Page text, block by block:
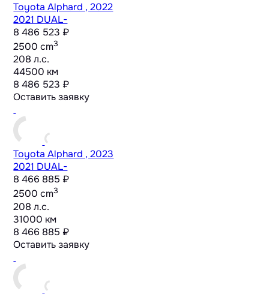
Toyota Alphard , 2022
2021 DUAL-
8 486 523 ₽
2500 cm3
208 л.с.
44500 км
8 486 523 ₽
Оставить заявку
Toyota Alphard , 2023
2021 DUAL-
8 466 885 ₽
2500 cm3
208 л.с.
31000 км
8 466 885 ₽
Оставить заявку